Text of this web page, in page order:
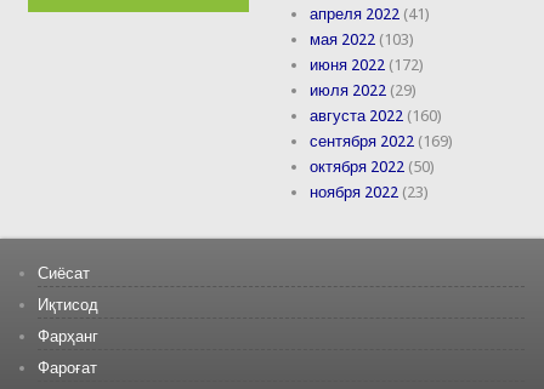
апреля 2022 (41)
мая 2022 (103)
июня 2022 (172)
июля 2022 (29)
августа 2022 (160)
сентября 2022 (169)
октября 2022 (50)
ноября 2022 (23)
Сиёсат
Иқтисод
Фарҳанг
Фароғат